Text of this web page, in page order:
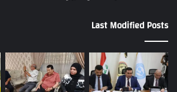
Last Modified Posts